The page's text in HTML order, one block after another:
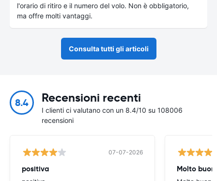
l'orario di ritiro e il numero del volo. Non è obbligatorio,
ma offre molti vantaggi.
Consulta tutti gli articoli
8.4 Recensioni recenti
I clienti ci valutano con un 8.4/10 su 108006
recensioni
07-07-2026
positiva Molto